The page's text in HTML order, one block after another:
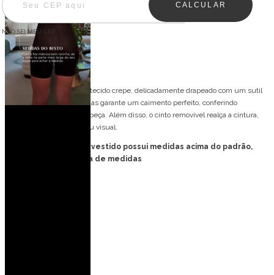
CALCULAR
NÃO SEI MEU CEP
Descrição
Vestido de festa longo de tecido crepe, delicadamente drapeado com um sutil
brilho. Sua saia em camadas garante um caimento perfeito, conferindo
movimento e elegância à peça. Além disso, o cinto removível realça a cintura,
valorizando ainda mais seu visual.
FORMA GRANDE: esse vestido possui medidas acima do padrão,
favor consultar tabela de medidas